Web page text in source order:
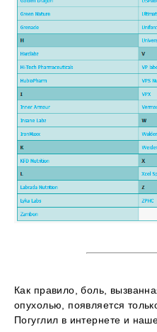
Как правило, боль,
опухолью, появляется
Погуглил в интернете и